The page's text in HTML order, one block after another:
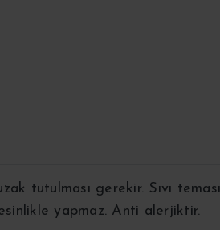
tutulması gerekir. Sıvı
yapmaz. Anti alerjiktir.